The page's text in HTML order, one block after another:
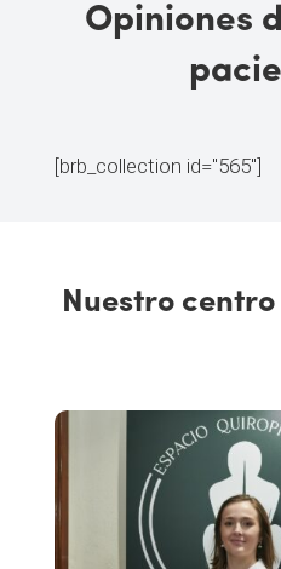
Opiniones
[brb_collection id="565"]
Nuestro